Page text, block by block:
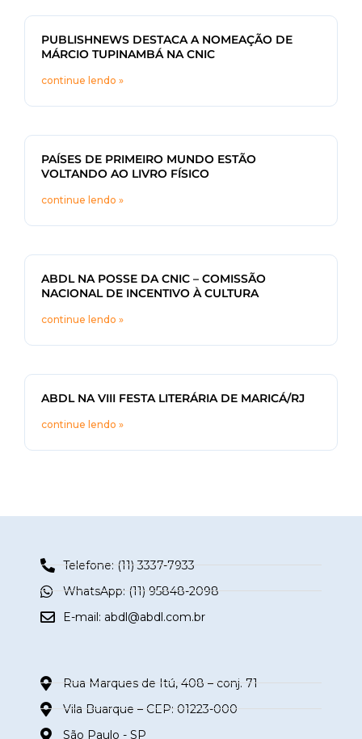
PUBLISHNEWS DESTACA A NOMEAÇÃO DE
MÁRCIO TUPINAMBÁ NA CNIC
continue lendo »
PAÍSES DE PRIMEIRO MUNDO ESTÃO
VOLTANDO AO LIVRO FÍSICO
continue lendo »
ABDL NA POSSE DA CNIC – COMISSÃO
NACIONAL DE INCENTIVO À CULTURA
continue lendo »
ABDL NA VIII FESTA LITERÁRIA DE MARICÁ/RJ
continue lendo »
Telefone: (11) 3337-7933
WhatsApp: (11) 95848-2098
E-mail: abdl@abdl.com.br
Rua Marques de Itú, 408 – conj. 71
Vila Buarque – CEP: 01223-000
São Paulo - SP